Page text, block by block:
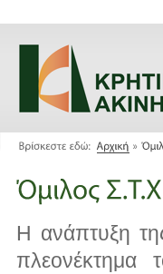
Η ανάπτυξη
πλεονέκτημα